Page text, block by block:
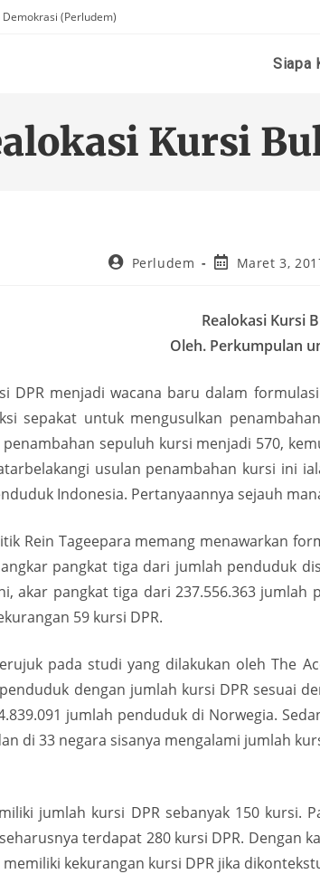
(Perludem)
Siapa
Kursi
Perludem Maret 3,
Realokasi Kursi
Oleh. Perkumpulan
DPR menjadi wacana baru dalam
sepakat untuk mengusulkan
sepuluh kursi menjadi 570,
usulan penambahan kursi ini
Indonesia. Pertanyaannya sejauh
Rein Tageepara memang menawarkan
pangkat tiga dari jumlah penduduk
akar pangkat tiga dari 237.556.363
59 kursi DPR.
pada studi yang dilakukan oleh The
dengan jumlah kursi DPR sesuai
jumlah penduduk di Norwegia.
di 33 negara sisanya mengalami jumlah
jumlah kursi DPR sebanyak 150 kursi.
terdapat 280 kursi DPR. Dengan
kekurangan kursi DPR jika